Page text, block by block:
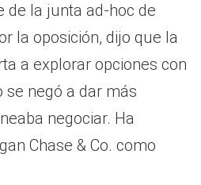
de la junta ad-hoc de
la oposición, dijo que la
a explorar opciones con
se negó a dar más
negociar. Ha
Chase & Co. como